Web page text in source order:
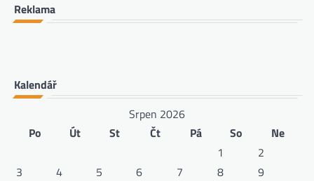
Reklama
Kalendář
Srpen 2026
Po
Út St Čt Pá So
Ne
1
2
3
4 5 6 7 8
9